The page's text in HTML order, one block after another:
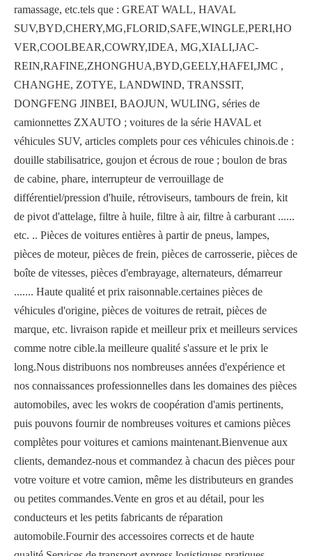
ramassage, etc.tels que : GREAT WALL, HAVAL
SUV,BYD,CHERY,MG,FLORID,SAFE,WINGLE,PERI,HO
VER,COOLBEAR,COWRY,IDEA, MG,XIALI,JAC-
REIN,RAFINE,ZHONGHUA,BYD,GEELY,HAFEI,JMC ,
CHANGHE, ZOTYE, LANDWIND, TRANSSIT,
DONGFENG JINBEI, BAOJUN, WULING, séries de
camionnettes ZXAUTO ; voitures de la série HAVAL et
véhicules SUV, articles complets pour ces véhicules chinois.de :
douille stabilisatrice, goujon et écrous de roue ; boulon de bras
de cabine, phare, interrupteur de verrouillage de
différentiel/pression d'huile, rétroviseurs, tambours de frein, kit
de pivot d'attelage, filtre à huile, filtre à air, filtre à carburant ......
etc. .. Pièces de voitures entières à partir de pneus, lampes,
pièces de moteur, pièces de frein, pièces de carrosserie, pièces de
boîte de vitesses, pièces d'embrayage, alternateurs, démarreur
....... Haute qualité et prix raisonnable.certaines pièces de
véhicules d'origine, pièces de voitures de retrait, pièces de
marque, etc. livraison rapide et meilleur prix et meilleurs services
comme notre cible.la meilleure qualité s'assure et le prix le
long.Nous distribuons nos nombreuses années d'expérience et
nos connaissances professionnelles dans les domaines des pièces
automobiles, avec les wokrs de coopération d'amis pertinents,
puis pouvons fournir de nombreuses voitures et camions pièces
complètes pour voitures et camions maintenant.Bienvenue aux
clients, demandez-nous et commandez à chacun des pièces pour
votre voiture et votre camion, même les distributeurs en grandes
ou petites commandes.Vente en gros et au détail, pour les
conducteurs et les petits fabricants de réparation
automobile.Fournir des accessoires corrects et de haute